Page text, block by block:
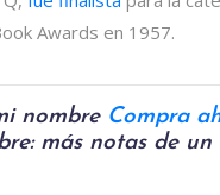
Awards en 1957.
nombre Compra
más notas de